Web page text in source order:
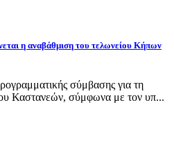
η αναβάθμιση του τελωνείου Κήπων
σύμβασης για τη
Καστανεών, σύμφωνα με τον υπ...